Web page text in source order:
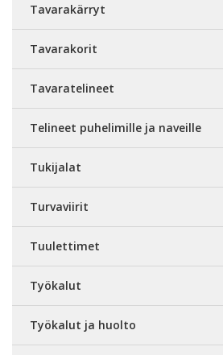
Tavarakärryt
Tavarakorit
Tavaratelineet
Telineet puhelimille ja naveille
Tukijalat
Turvaviirit
Tuulettimet
Työkalut
Työkalut ja huolto